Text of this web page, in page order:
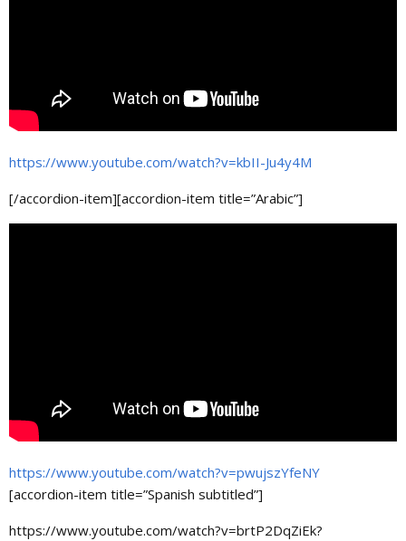
https://www.youtube.com/watch?v=kbII-Ju4y4M
[/accordion-item][accordion-item title=”Arabic”]
https://www.youtube.com/watch?v=pwujszYfeNY
[accordion-item title=”Spanish subtitled”]
https://www.youtube.com/watch?v=brtP2DqZiEk?